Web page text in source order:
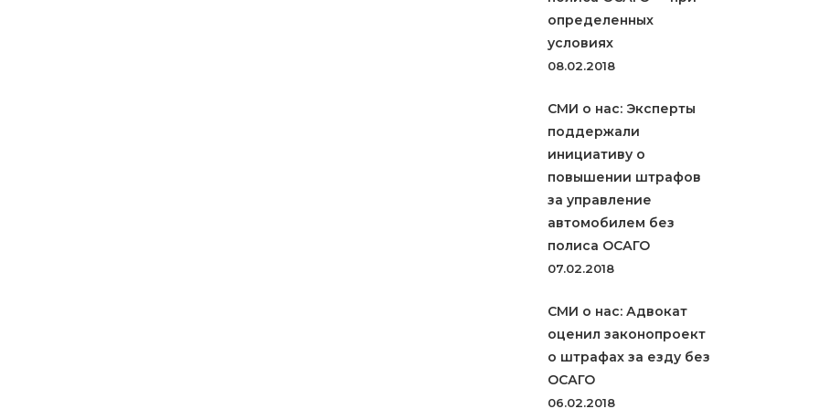
определенных
условиях
08.02.2018
СМИ о нас: Эксперты
поддержали
инициативу о
повышении штрафов
за управление
автомобилем без
полиса ОСАГО
07.02.2018
СМИ о нас: Адвокат
оценил законопроект
о штрафах за езду без
ОСАГО
06.02.2018